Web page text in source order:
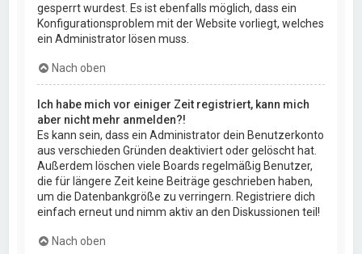
gesperrt wurdest. Es ist ebenfalls möglich, dass ein
Konfigurationsproblem mit der Website vorliegt, welches
ein Administrator lösen muss.
Nach oben
Ich habe mich vor einiger Zeit registriert, kann mich
aber nicht mehr anmelden?!
Es kann sein, dass ein Administrator dein Benutzerkonto
aus verschieden Gründen deaktiviert oder gelöscht hat.
Außerdem löschen viele Boards regelmäßig Benutzer,
die für längere Zeit keine Beiträge geschrieben haben,
um die Datenbankgröße zu verringern. Registriere dich
einfach erneut und nimm aktiv an den Diskussionen teil!
Nach oben